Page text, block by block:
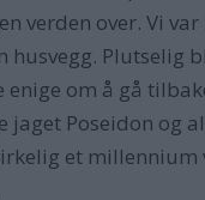
verden over. Vi
husvegg.
enige om å gå
Poseidon og
et